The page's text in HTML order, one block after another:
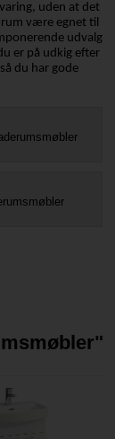
uden at det
være egnet til
udvalg
er på udkig efter
du har gode
"